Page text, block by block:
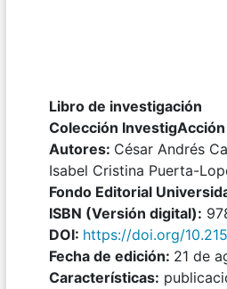
Libro de investigación
Colección InvestigAcción
Autores: César Andrés
Isabel Cristina Puerta-
Fondo Editorial
ISBN (Versión digital):
DOI: https://doi.org/
Fecha de edición: 21 de
Características: